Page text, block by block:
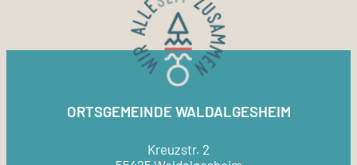
ORTSGEMEINDE WALDALGESHEIM
Kreuzstr. 2